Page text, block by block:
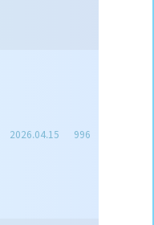
2026.04.15 996